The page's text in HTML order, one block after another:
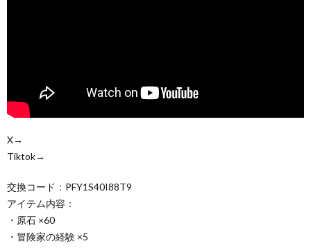
X→
Tiktok→
交換コード：PFY1S40I88T9
アイテム内容：
・原石 ×60
・冒険家の経験 ×5